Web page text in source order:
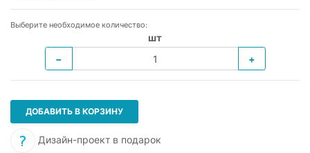
Выберите необходимое количество:
шт
−
+
ДОБАВИТЬ В КОРЗИНУ
Дизайн-проект в подарок